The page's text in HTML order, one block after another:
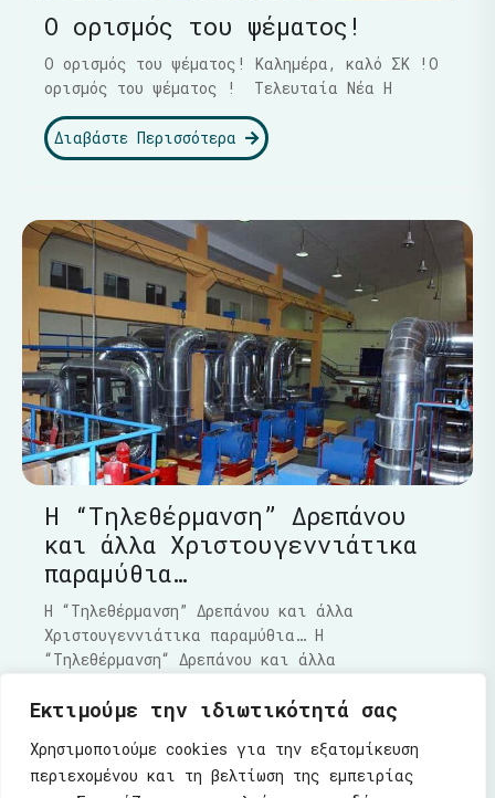
Εκτιμούμε την ιδιωτικότητά σας
Χρησιμοποιούμε cookies για την εξατομίκευση
περιεχομένου και τη βελτίωση της εμπειρίας
Ο ορισμός του ψέματος!
Ο ορισμός του ψέματος! Καλημέρα, καλό ΣΚ !Ο
ορισμός του ψέματος ! Τελευταία Νέα Η
Διαβάστε Περισσότερα
Η “Τηλεθέρμανση” Δρεπάνου
και άλλα Χριστουγεννιάτικα
παραμύθια…
Η “Τηλεθέρμανση” Δρεπάνου και άλλα
Χριστουγεννιάτικα παραμύθια… Η
“Τηλεθέρμανση“ Δρεπάνου και άλλα